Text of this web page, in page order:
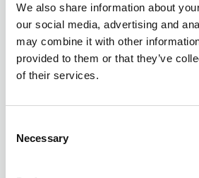
We also share information about
our social media, advertising and
may combine it with other
provided to them or that they’ve
of their services.
Selection
Necessary
401 - LJUSBEIGE
Öppna färgväljaren
Återställ färgval